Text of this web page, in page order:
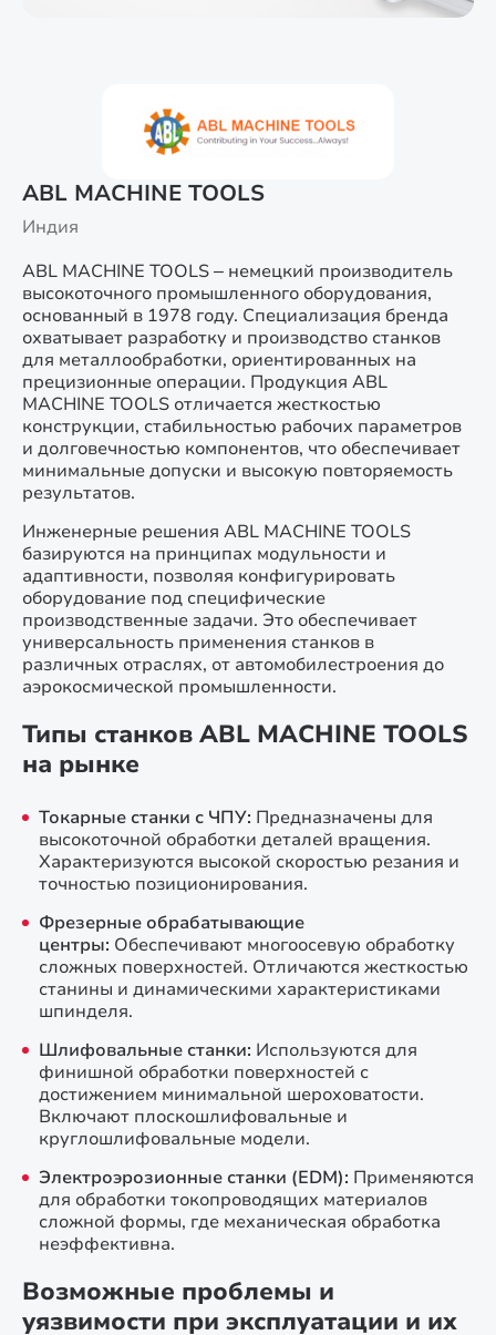
ABL MACHINE TOOLS
Индия
ABL MACHINE TOOLS – немецкий производитель
высокоточного промышленного оборудования,
основанный в 1978 году. Специализация бренда
охватывает разработку и производство станков
для металлообработки, ориентированных на
прецизионные операции. Продукция ABL
MACHINE TOOLS отличается жесткостью
конструкции, стабильностью рабочих параметров
и долговечностью компонентов, что обеспечивает
минимальные допуски и высокую повторяемость
результатов.
Инженерные решения ABL MACHINE TOOLS
базируются на принципах модульности и
адаптивности, позволяя конфигурировать
оборудование под специфические
производственные задачи. Это обеспечивает
универсальность применения станков в
различных отраслях, от автомобилестроения до
аэрокосмической промышленности.
Типы станков ABL MACHINE TOOLS
на рынке
Токарные станки с ЧПУ: Предназначены для
высокоточной обработки деталей вращения.
Характеризуются высокой скоростью резания и
точностью позиционирования.
Фрезерные обрабатывающие
центры: Обеспечивают многоосевую обработку
сложных поверхностей. Отличаются жесткостью
станины и динамическими характеристиками
шпинделя.
Шлифовальные станки: Используются для
финишной обработки поверхностей с
достижением минимальной шероховатости.
Включают плоскошлифовальные и
круглошлифовальные модели.
Электроэрозионные станки (EDM): Применяются
для обработки токопроводящих материалов
сложной формы, где механическая обработка
неэффективна.
Возможные проблемы и
уязвимости при эксплуатации и их